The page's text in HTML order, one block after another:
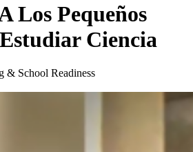
Los Pequeños
Ciencia
& School Readiness